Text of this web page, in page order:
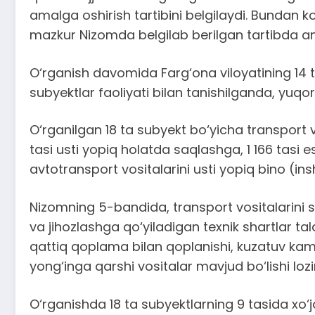
amalga oshirish tartibini belgilaydi. Bundan
mazkur Nizomda belgilab berilgan tartibda
O‘rganish davomida Farg‘ona viloyatining
subyektlar faoliyati bilan tanishilganda,
O‘rganilgan 18 ta subyekt bo‘yicha
tasi usti yopiq holatda saqlashga, 1 166 tasi
avtotransport vositalarini usti yopiq bino
Nizomning 5-bandida, transport vositalarini
va jihozlashga qo‘yiladigan texnik shartlar
qattiq qoplama bilan qoplanishi, kuzatuv
yong‘inga qarshi vositalar mavjud bo‘lishi
O‘rganishda 18 ta subyektlarning 9 tasida